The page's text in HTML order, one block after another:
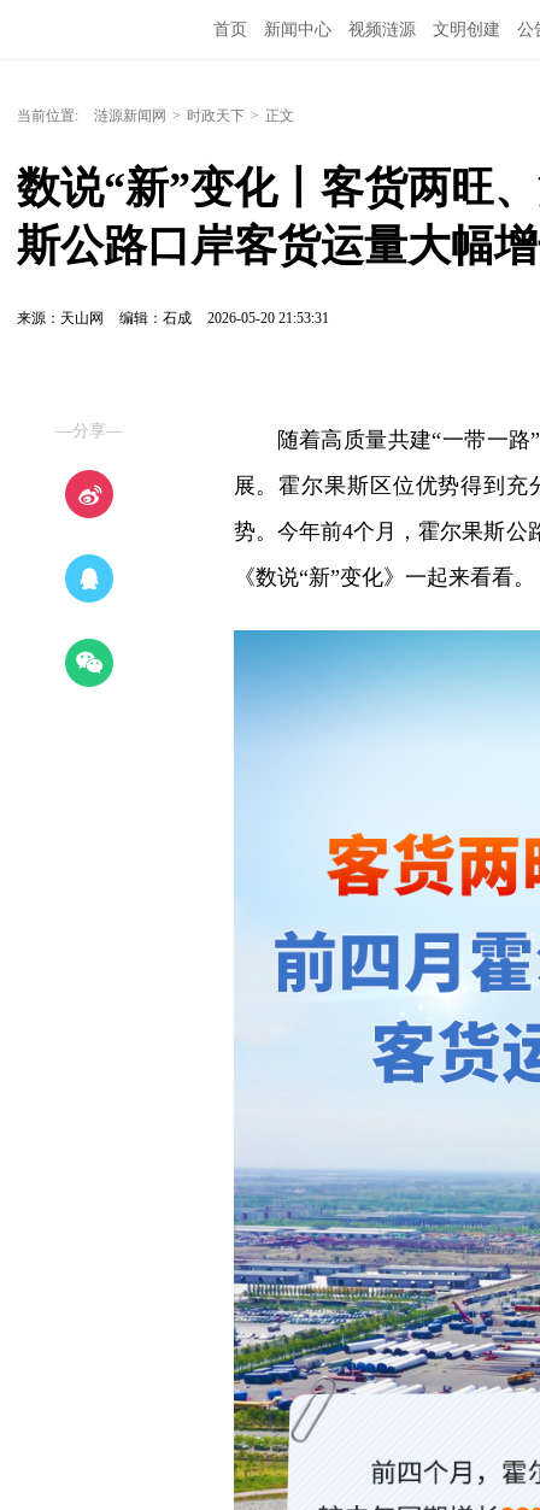
首页 新闻中心 视频涟源 文明创建 公
当前位置: 涟源新闻网 > 时政天下 > 正文
数说“新”变化丨客货两旺
斯公路口岸客货运量大幅
来源：天山网 编辑：石成 2026-05-20 21:53:31
—分享—
随着高质量共建“一带一
展。霍尔果斯区位优势得到
势。今年前4个月，霍尔果斯公
《数说“新”变化》一起来看看。